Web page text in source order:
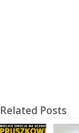
Related Posts